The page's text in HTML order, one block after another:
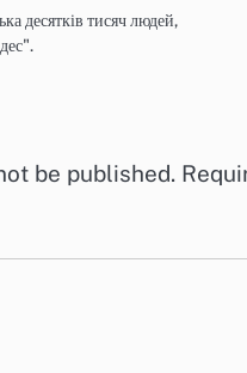
десятків тисяч людей,
be published.